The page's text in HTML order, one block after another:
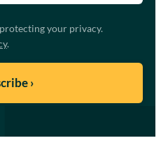
your privacy.
.